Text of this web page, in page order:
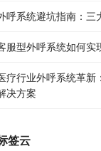
呼系统避坑指南：三
服型外呼系统如何实
疗行业外呼系统革新
决方案​
签云